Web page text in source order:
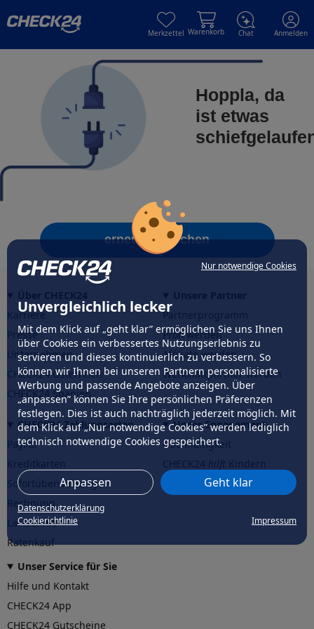
Nur notwendige Cookies
Unvergleichlich lecker
Mit dem Klick auf „geht klar” ermöglichen Sie uns Ihnen
über Cookies ein verbessertes Nutzungserlebnis zu
servieren und dieses kontinuierlich zu verbessern. So
können wir Ihnen bei unseren Partnern personalisierte
Werbung und passende Angebote anzeigen. Über
„anpassen” können Sie Ihre persönlichen Präferenzen
festlegen. Dies ist auch nachträglich jederzeit möglich. Mit
dem Klick auf „Nur notwendige Cookies” werden lediglich
technisch notwendige Cookies gespeichert.
Anpassen Geht klar
Datenschutzerklärung
Cookierichtlinie
Impressum
Merkzettel Warenkorb Chat Anmelden
Hoppla, da
ist etwas
erneut versuchen
Karriere
Presse
Unternehmen
CHECK24 Österreich
CHECK24 Spanien
Partnerprogramm
Profi werden
Affiliate werden
Werkstattpartner werden
CHECK24 Zahlungsarten
PayPal
Sofortüberweisung
Rechnung
Lastschrift
Ratenkauf
Unser Engagement
Nachhaltigkeit
CHECK24hilftder Natur
Unser Service für Sie
Hilfe und Kontakt
CHECK24 App
CHECK24 Gutscheine